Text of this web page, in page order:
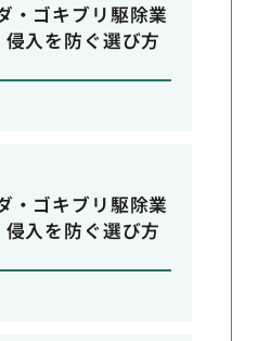
・ゴキブリ駆除業
入を防ぐ選び方
・ゴキブリ駆除業
入を防ぐ選び方